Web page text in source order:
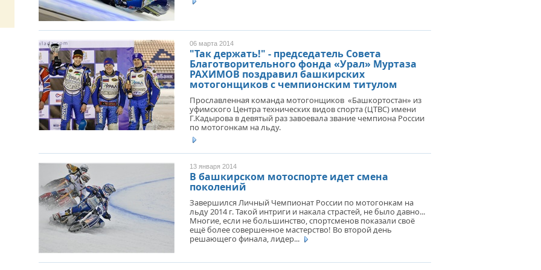
06 марта 2014
"Так держать!" - председатель Совета
Благотворительного фонда «Урал» Муртаза
РАХИМОВ поздравил башкирских
мотогонщиков с чемпионским титулом
Прославленная команда мотогонщиков «Башкортостан» из
уфимского Центра технических видов спорта (ЦТВС) имени
Г.Кадырова в девятый раз завоевала звание чемпиона России
по мотогонкам на льду.
13 января 2014
В башкирском мотоспорте идет смена
поколений
Завершился Личный Чемпионат России по мотогонкам на
льду 2014 г. Такой интриги и накала страстей, не было давно...
Многие, если не большинство, спортсменов показали своё
ещё более совершенное мастерство! Во второй день
решающего финала, лидер...